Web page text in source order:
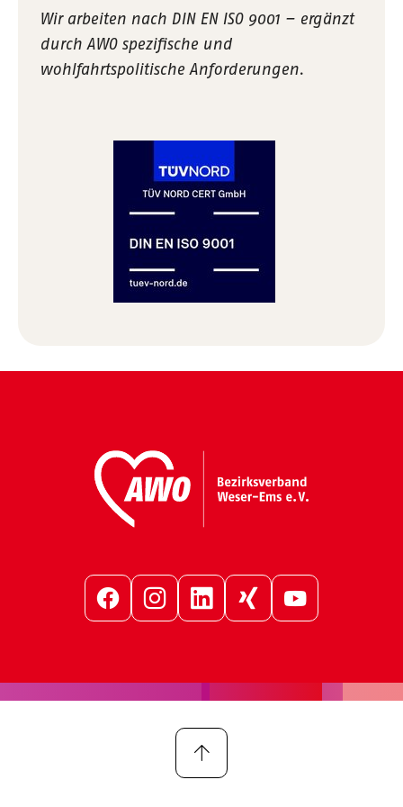
Wir arbeiten nach DIN EN ISO 9001 – ergänzt
durch AWO spezifische und
wohlfahrtspolitische Anforderungen.
FacebookInstagramLinkedInXing YouTube